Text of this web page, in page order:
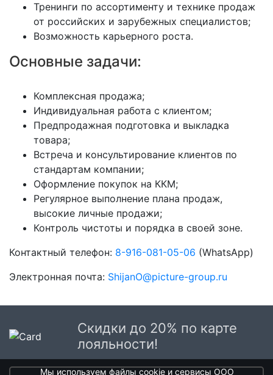
Тренинги по ассортименту и технике продаж
от российских и зарубежных специалистов;
Возможность карьерного роста.
Основные задачи:
Комплексная продажа;
Индивидуальная работа с клиентом;
Предпродажная подготовка и выкладка
товара;
Встреча и консультирование клиентов по
стандартам компании;
Оформление покупок на ККМ;
Регулярное выполнение плана продаж,
высокие личные продажи;
Контроль чистоты и порядка в своей зоне.
Контактный телефон: 8-916-081-05-06 (WhatsApp)
Электронная почта: ShijanO@picture-group.ru
Скидки до 20% по карте
лояльности!
Мы используем файлы cookie и сервисы ООО